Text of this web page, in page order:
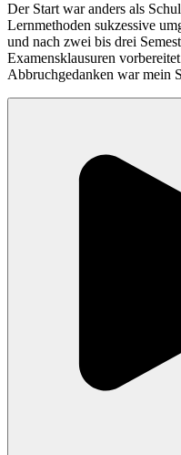
Der Start war anders als
Lernmethoden sukzessive
und nach zwei bis drei
Examensklausuren
Abbruchgedanken war mein